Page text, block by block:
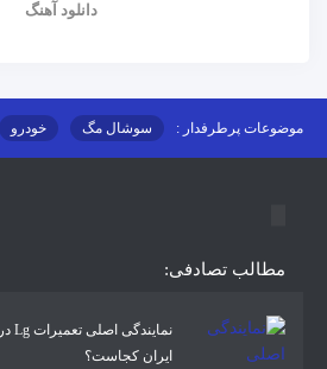
دانلود آهنگ
موضوعات پرطرفدار : سوشال مگ خودرو
مطالب تصادفی:
نمایندگی اصلی تعمیرات Lg در
ایران کجاست؟